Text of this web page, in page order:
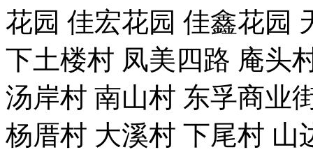
花园 佳宏花园 佳鑫花园
下土楼村 凤美四路 庵头
汤岸村 南山村 东孚商业
杨厝村 大溪村 下尾村 山